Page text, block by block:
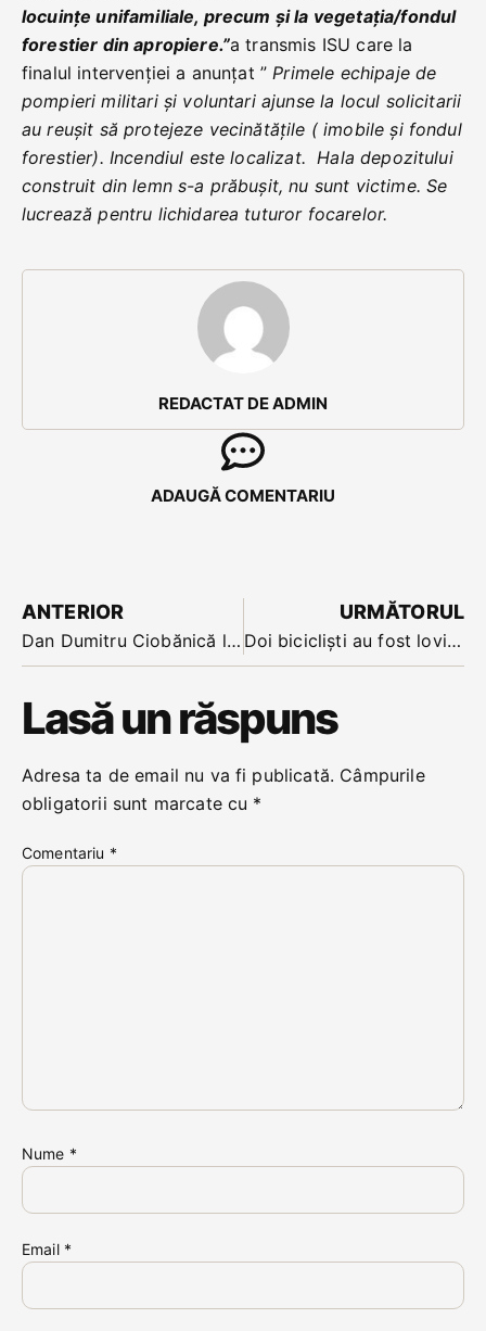
REDACTAT DE ADMIN
ADAUGĂ COMENTARIU
locuințe unifamiliale, precum și la vegetația/fondul
forestier din apropiere.”a transmis ISU care la
finalul intervenției a anunțat ” Primele echipaje de
pompieri militari și voluntari ajunse la locul solicitarii
au reușit să protejeze vecinătățile ( imobile și fondul
forestier). Incendiul este localizat. Hala depozitului
construit din lemn s-a prăbușit, nu sunt victime. Se
lucrează pentru lichidarea tuturor focarelor.
ANTERIOR
Dan Dumitru Ciobănică la BEX Tv despre proiectele de infrastructura a Bistriței
URMĂTORUL
Doi bicicliști au fost loviți sâmbătă de autoturisme în două accidente. Politia le recomandă șoferilor prudență
Lasă un răspuns
Adresa ta de email nu va fi publicată. Câmpurile
obligatorii sunt marcate cu *
Comentariu *
Nume *
Email *